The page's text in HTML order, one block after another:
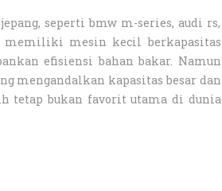
seperti bmw m-series, audi rs,
memiliki mesin kecil berkapasitas
efisiensi bahan bakar. Namun
mengandalkan kapasitas besar dan
tetap bukan favorit utama di dunia